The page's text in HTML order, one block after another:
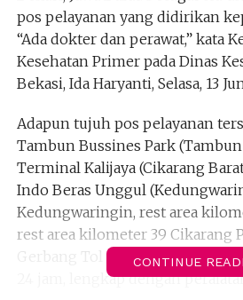
pos pelayanan yang didirikan
“Ada dokter dan perawat,” kata
Kesehatan Primer pada Dinas
Bekasi, Ida Haryanti, Selasa, 13
Adapun tujuh pos pelayanan
Tambun Bussines Park (Tambun
Terminal Kalijaya (Cikarang
Indo Beras Unggul
Kedungwaringin, rest area
rest area kilometer 39 Cikarang
Gerbang Tol Cikarang Utama.
24 jam, lengkap dengan
CONTINUE